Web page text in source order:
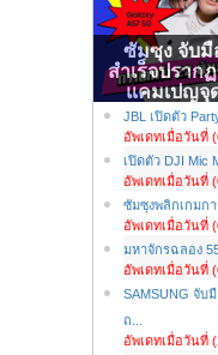
ซัมซุง จับมื
สำเร็จปราก
แคมเปญจุ
JBL เปิดตัว
อัพเดทเมื่อวันที่
เปิดตัว DJI Mic
อัพเดทเมื่อวันที่
ซัมซุงพลิกเกมกา
อัพเดทเมื่อวันที่
มหาจักรฉลอง
อัพเดทเมื่อวันที่
SAMSUNG จับ
ถ...
อัพเดทเมื่อวันที่